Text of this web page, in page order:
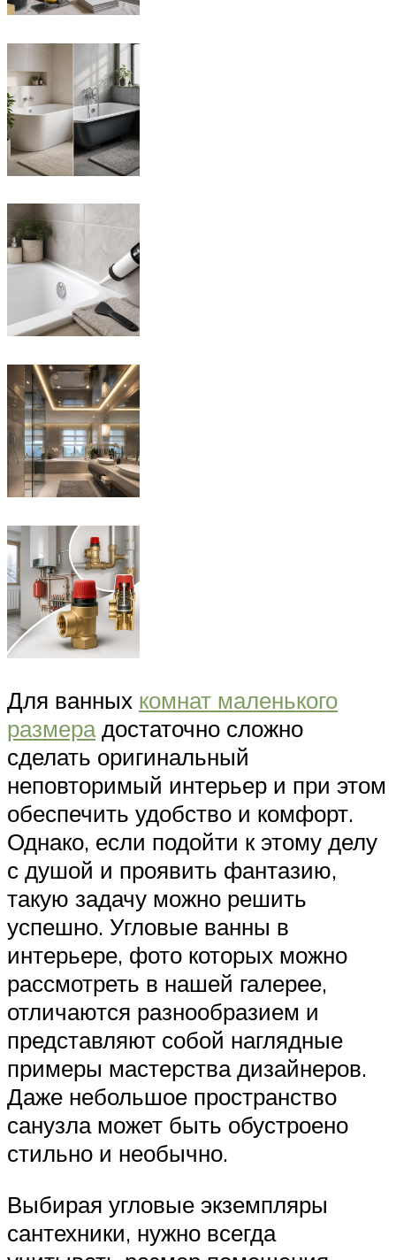
Для ванных комнат маленького
размерадостаточно сложно
сделать оригинальный
неповторимый интерьер и при этом
обеспечить удобство и комфорт.
Однако, если подойти к этому делу
с душой и проявить фантазию,
такую задачу можно решить
успешно. Угловые ванны в
интерьере, фото которых можно
рассмотреть в нашей галерее,
отличаются разнообразием и
представляют собой наглядные
примеры мастерства дизайнеров.
Даже небольшое пространство
санузла может быть обустроено
стильно и необычно.
Выбирая угловые экземпляры
сантехники, нужно всегда